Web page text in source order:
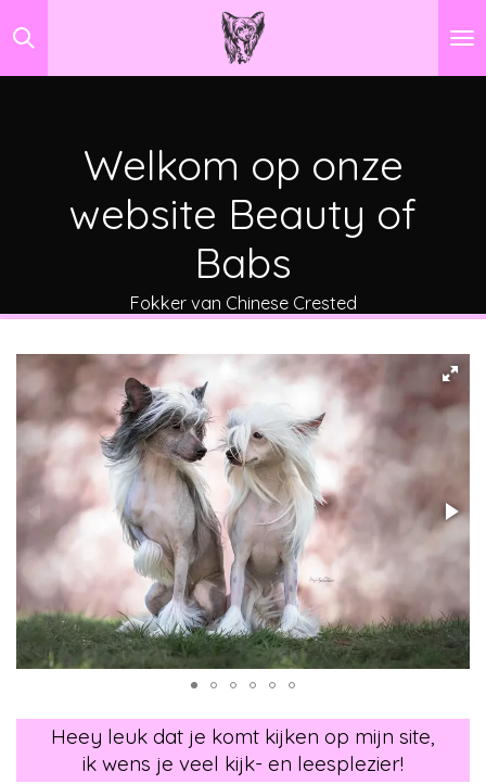
Ga
direct
Welkom op onze
website Beauty of
Babs
Fokker van Chinese Crested
Heey leuk dat je komt kijken op mijn site,
ik wens je veel kijk- en leesplezier!